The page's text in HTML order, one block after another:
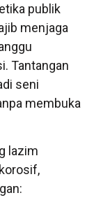
publik
menjaga
Tantangan
seni
membuka
lazim